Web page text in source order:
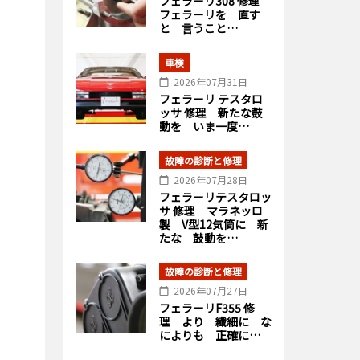
フェラーリを 直す
と 言うこと…
車検
2026年07月31日
フェラーリ テスタロ
ッサ 修理 新たな鼓
動を いま一度…
故障の診断と修理
2026年07月28日
フェラーリテスタロッ
サ 修理 マラネッロ
製 V型12気筒に 新
たな 鼓動を…
故障の診断と修理
2026年07月27日
フェラーリF355 修
理 より 繊細に な
によりも 正確に…